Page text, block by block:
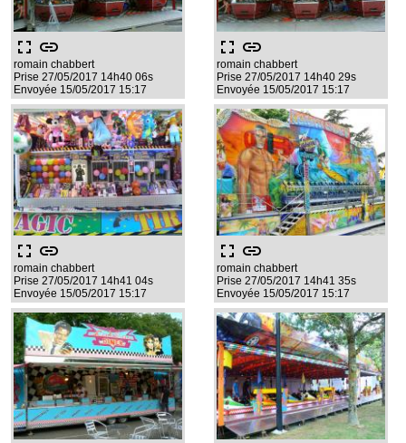
fullscreen link
romain chabbert
Prise 27/05/2017 14h40 06s
Envoyée 15/05/2017 15:17
fullscreen link
romain chabbert
Prise 27/05/2017 14h40 29s
Envoyée 15/05/2017 15:17
fullscreen link
romain chabbert
Prise 27/05/2017 14h41 04s
Envoyée 15/05/2017 15:17
fullscreen link
romain chabbert
Prise 27/05/2017 14h41 35s
Envoyée 15/05/2017 15:17